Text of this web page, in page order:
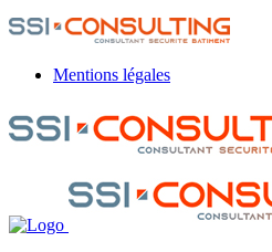
Mentions légales